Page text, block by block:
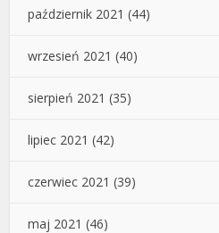
październik 2021 (44)
wrzesień 2021 (40)
sierpień 2021 (35)
lipiec 2021 (42)
czerwiec 2021 (39)
maj 2021 (46)